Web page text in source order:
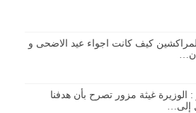
كيف كانت اجواء عيد الاضحى و
: الوزيرة غيثة مزور تصرح بأن هدفنا
إلى…